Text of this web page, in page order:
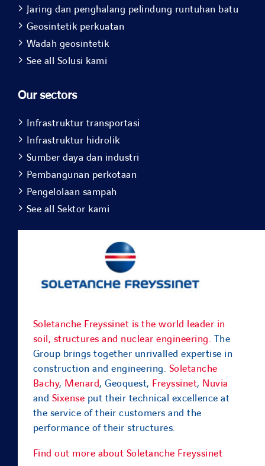
Jaring dan penghalang pelindung runtuhan batu
Geosintetik perkuatan
Wadah geosintetik
See all Solusi kami
Our sectors
Infrastruktur transportasi
Infrastruktur hidrolik
Sumber daya dan industri
Pembangunan perkotaan
Pengelolaan sampah
See all Sektor kami
Soletanche Freyssinet is the world leader in
soil, structures and nuclear engineering. The
Group brings together unrivalled expertise in
construction and engineering. Soletanche
Bachy, Menard, Geoquest, Freyssinet, Nuvia
and Sixense put their technical excellence at
the service of their customers and the
performance of their structures.
Find out more about Soletanche Freyssinet